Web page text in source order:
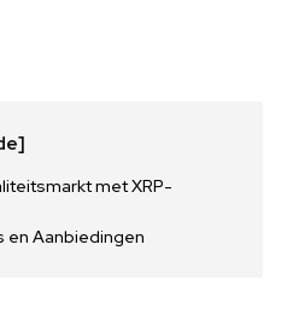
met XRP-
en Aanbiedingen